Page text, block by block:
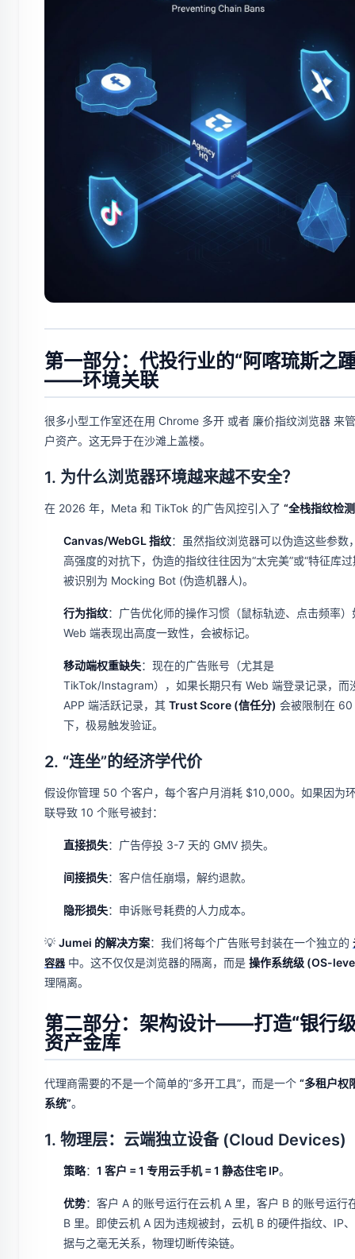
第一部分：代投行业的“阿喀琉斯之
——环境关联
很多小型工作室还在用 Chrome 多开 或者 廉价指纹浏览器 来
户资产。这无异于在沙滩上盖楼。
1. 为什么浏览器环境越来越不安全？
在 2026 年，Meta 和 TikTok 的广告风控引入了 “全栈指纹检
Canvas/WebGL 指纹：虽然指纹浏览器可以伪造这些参数
高强度的对抗下，伪造的指纹往往因为“太完美”或“特征库过
被识别为 Mocking Bot (伪造机器人)。
行为指纹：广告优化师的操作习惯（鼠标轨迹、点击频率）
Web 端表现出高度一致性，会被标记。
移动端权重缺失：现在的广告账号（尤其是
TikTok/Instagram），如果长期只有 Web 端登录记录，而
APP 端活跃记录，其 Trust Score (信任分) 会被限制在 60
下，极易触发验证。
2. “连坐”的经济学代价
假设你管理 50 个客户，每个客户月消耗 $10,000。如果因为
联导致 10 个账号被封：
直接损失：广告停投 3-7 天的 GMV 损失。
间接损失：客户信任崩塌，解约退款。
隐形损失：申诉账号耗费的人力成本。
💡 Jumei 的解决方案：我们将每个广告账号封装在一个独立的
容器中。这不仅仅是浏览器的隔离，而是 操作系统级 (OS-
理隔离。
第二部分：架构设计——打造“银行
资产金库
代理商需要的不是一个简单的“多开工具”，而是一个 “多租户权
系统”。
1. 物理层：云端独立设备 (Cloud Devices)
策略： 1 客户 = 1 专用云手机 = 1 静态住宅 IP。
优势：客户 A 的账号运行在云机 A 里，客户 B 的账号运行
B 里。即使云机 A 因为违规被封，云机 B 的硬件指纹、IP
据与之毫无关系，物理切断传染链。